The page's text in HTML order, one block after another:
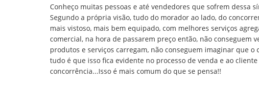
Conheço muitas pessoas e até vendedores que sofrem dessa
Segundo a própria visão, tudo do morador ao lado, do
mais vistoso, mais bem equipado, com melhores serviços
comercial, na hora de passarem preço então, não conseguem
produtos e serviços carregam, não conseguem imaginar que
tudo é que isso fica evidente no processo de venda e ao
concorrência...Isso é mais comum do que se pensa!!